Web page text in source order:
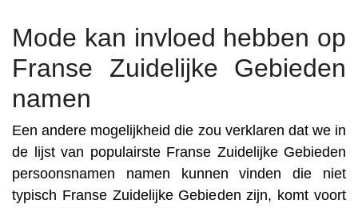
Mode kan invloed hebben op
Franse Zuidelijke Gebieden
namen
Een andere mogelijkheid die zou verklaren dat we in
de lijst van populairste Franse Zuidelijke Gebieden
persoonsnamen namen kunnen vinden die niet
typisch Franse Zuidelijke Gebieden zijn, komt voort